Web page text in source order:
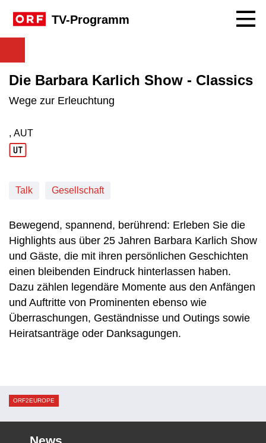
TV-Programm
Die Barbara Karlich Show - Classics
Wege zur Erleuchtung
Produktionsland: AUT
, AUT
Talk Gesellschaft
Bewegend, spannend, berührend: Erleben Sie die
Highlights aus über 25 Jahren Barbara Karlich Show
und Gäste, die mit ihren persönlichen Geschichten
einen bleibenden Eindruck hinterlassen haben.
Dazu zählen legendäre Momente aus den Anfängen
und Auftritte von Prominenten ebenso wie
Überraschungen, Geständnisse und Outings sowie
Heiratsanträge oder Danksagungen.
ORF2EUROPE